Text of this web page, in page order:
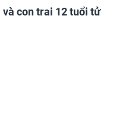
và con trai 12 tuổi tử